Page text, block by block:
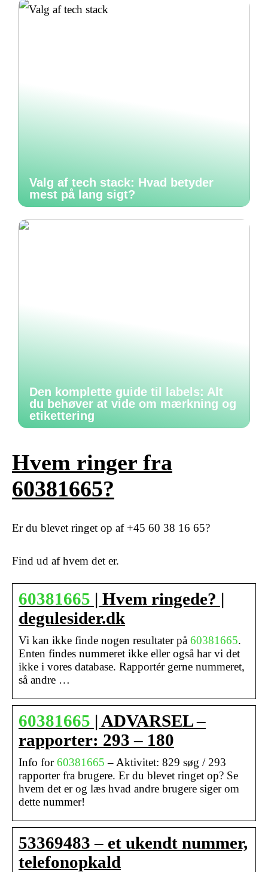
Valg af tech stack: Hvad betyder
mest på lang sigt?
Den komplette guide til labels: Alt
du behøver at vide om mærkning og
etikettering
Hvem ringer fra
60381665?
Er du blevet ringet op af +45 60 38 16 65?
Find ud af hvem det er.
60381665 | Hvem ringede? |
degulesider.dk
Vi kan ikke finde nogen resultater på 60381665.
Enten findes nummeret ikke eller også har vi det
ikke i vores database. Rapportér gerne nummeret,
så andre …
60381665 | ADVARSEL –
rapporter: 293 – 180
Info for60381665 – Aktivitet: 829 søg / 293
rapporter fra brugere. Er du blevet ringet op? Se
hvem det er og læs hvad andre brugere siger om
dette nummer!
53369483 – et ukendt nummer,
telefonopkald